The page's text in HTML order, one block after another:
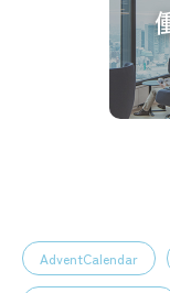
AdventCalendar